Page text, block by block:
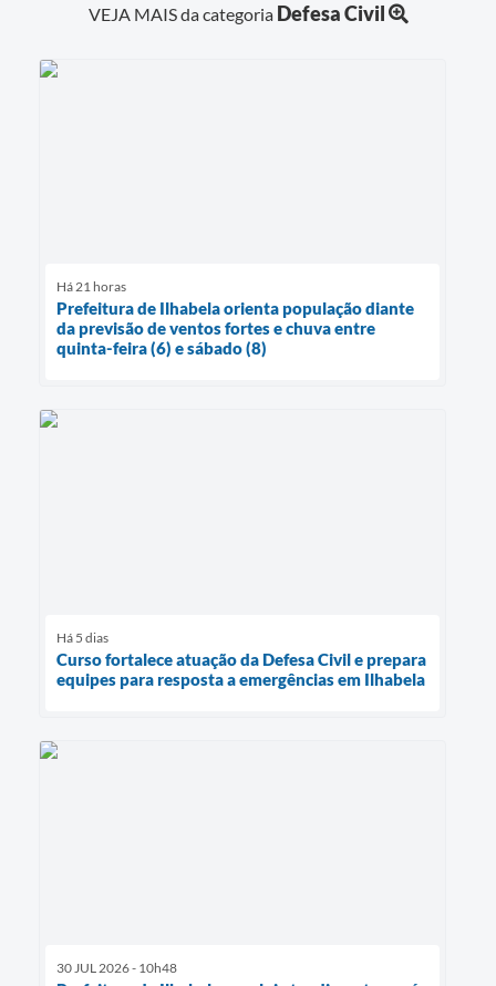
VEJA MAIS da categoria Defesa Civil
Há 21 horas
Prefeitura de Ilhabela orienta população diante
da previsão de ventos fortes e chuva entre
quinta-feira (6) e sábado (8)
Há 5 dias
Curso fortalece atuação da Defesa Civil e prepara
equipes para resposta a emergências em Ilhabela
30 JUL 2026 - 10h48